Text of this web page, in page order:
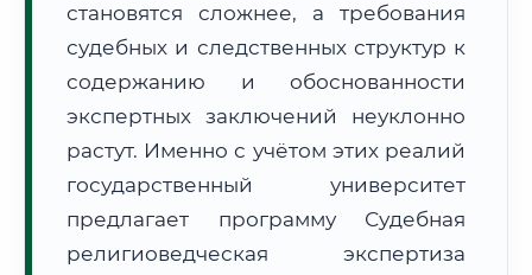
• Маршрут транзита: ~2 182 км
📜 Документы и аккредитация ФИС ФРДО
становятся сложнее, а требования
судебных и следственных структур к
содержанию и обоснованности
экспертных заключений неуклонно
растут. Именно с учётом этих реалий
государственный университет
предлагает программу Судебная
религиоведческая экспертиза